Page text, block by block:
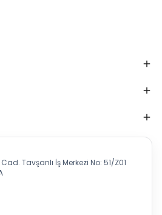
Tavşanlı İş Merkezi No: 51/Z01